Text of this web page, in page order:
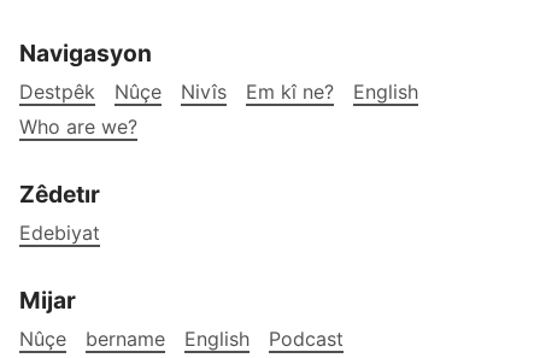
Navigasyon
Destpêk Nûçe Nivîs Em kî ne?
English
Who are we?
Zêdetır
Edebiyat
Mijar
Nûçe bername English
Podcast